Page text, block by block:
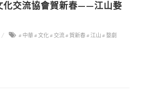
化交流協會賀新春——江山婺
# 中華# 文化# 交流# 賀新春# 江山 # 婺劇